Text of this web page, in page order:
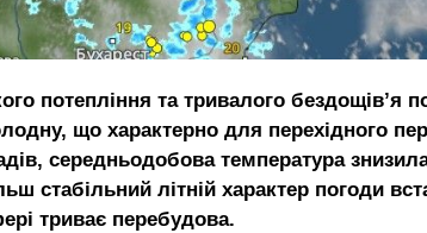
потепління та тривалого бездощів’я
що характерно для перехідного
середньодобова температура
стабільний літній характер погоди
триває перебудова.